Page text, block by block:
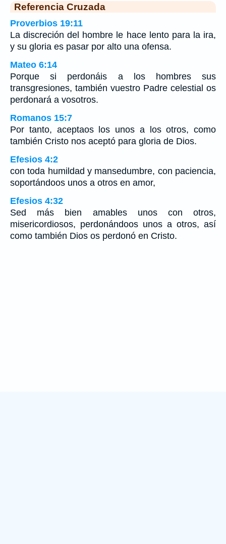
Referencia Cruzada
Proverbios 19:11
La discreción del hombre le hace lento para la ira,
y su gloria es pasar por alto una ofensa.
Mateo 6:14
Porque si perdonáis a los hombres sus
transgresiones, también vuestro Padre celestial os
perdonará a vosotros.
Romanos 15:7
Por tanto, aceptaos los unos a los otros, como
también Cristo nos aceptó para gloria de Dios.
Efesios 4:2
con toda humildad y mansedumbre, con paciencia,
soportándoos unos a otros en amor,
Efesios 4:32
Sed más bien amables unos con otros,
misericordiosos, perdonándoos unos a otros, así
como también Dios os perdonó en Cristo.